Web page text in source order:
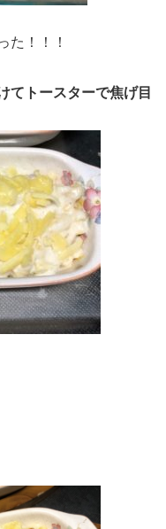
た！！！
てトースターで焦げ目